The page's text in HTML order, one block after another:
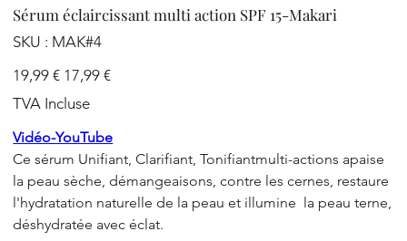
Sérum éclaircissant multi action SPF 15-Makari
SKU : SKU
MAK#4
MAK#4
Prix
d’origine
19,99 € Prix
promotionnel
17,99 €
TVA Incluse
Vidéo-YouTube
Ce sérum Unifiant, Clarifiant, Tonifiantmulti-actions apaise
la peau sèche, démangeaisons, contre les cernes, restaure
l'hydratation naturelle de la peau et illumine la peau terne,
déshydratée avec éclat.